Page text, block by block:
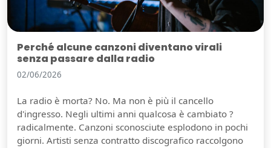
Perché alcune canzoni diventano virali
senza passare dalla radio
02/06/2026
La radio è morta? No. Ma non è più il cancello
d'ingresso. Negli ultimi anni qualcosa è cambiato ?
radicalmente. Canzoni sconosciute esplodono in pochi
giorni. Artisti senza contratto discografico raccolgono